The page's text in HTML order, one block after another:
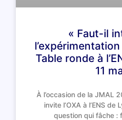
« Faut-il
Table ronde à
11
À l’occasion de la JMAL
invite l’OXA à l’ENS de
question qui fâche :